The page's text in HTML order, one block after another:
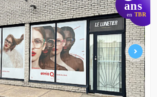
ans
en TBR